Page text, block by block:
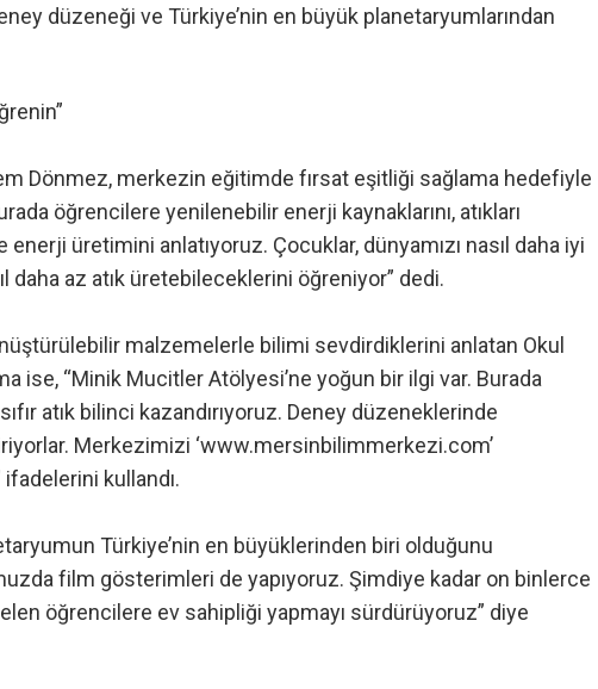
düzeneği ve Türkiye’nin en büyük planetaryumlarından
Dönmez, merkezin eğitimde fırsat eşitliği sağlama hedefiyle
öğrencilere yenilenebilir enerji kaynaklarını, atıkları
enerji üretimini anlatıyoruz. Çocuklar, dünyamızı nasıl daha iyi
daha az atık üretebileceklerini öğreniyor” dedi.
malzemelerle bilimi sevdirdiklerini anlatan Okul
ise, “Minik Mucitler Atölyesi’ne yoğun bir ilgi var. Burada
atık bilinci kazandırıyoruz. Deney düzeneklerinde
Merkezimizi ‘www.mersinbilimmerkezi.com’
kullandı.
Türkiye’nin en büyüklerinden biri olduğunu
film gösterimleri de yapıyoruz. Şimdiye kadar on binlerce
öğrencilere ev sahipliği yapmayı sürdürüyoruz” diye